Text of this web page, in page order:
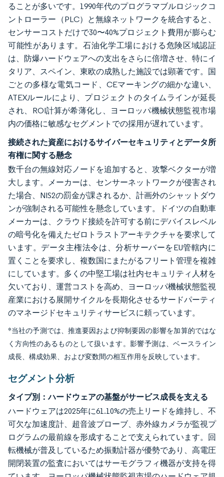
ることが多いです。1990年代のプログラマブルロジックコ
ントローラー（PLC）と無線ネットワークを統合すると、
センサーコストだけで30〜40%プロジェクト費用が膨らむ
可能性があります。石油化学工場における危険区域認証
は、防爆ハードウェアへの支出をさらに倍増させ、特にイ
タリア、スペイン、東欧の成熟した施設では顕著です。国
ごとの多様な電気コード、CEマーキングの細かな違い、
ATEXルールにより、プロジェクトのタイムラインが延長
され、ROI計算が希薄化し、ヨーロッパ機械状態監視市場
内の価格に敏感なセグメントでの採用が遅れています。
接続された資産におけるサイバーセキュリティとデータ所
有権に関する懸念
数千台の無線対応ノードを追加すると、攻撃ベクターが増
大します。メーカーは、センサーネットワークが侵害され
た場合、NIS2の罰金が課されるか、計画外のシャットダウ
ンが強制される可能性を懸念しています。ドイツの自動車
メーカーは、クラウド接続を許可する前にデバイスレベル
の暗号化を備えたゼロトラストアーキテクチャを要求して
います。データ主権法令は、分析サーバーをEU管轄内に
置くことを要求し、複数国にまたがるフリート管理を複雑
にしています。多くの中堅工場は社内セキュリティ人材を
欠いており、運営コストを高め、ヨーロッパ機械状態監視
産業における展開サイクルを長期化させるサードパーティ
のマネージドセキュリティサービスに頼っています。
*当社の予測では、推進要因および抑制要因の影響を加算的ではな
く方向性のあるものとして扱います。影響予測は、ベースライン
成長、構成効果、および変数間の相互作用を反映しています。
セグメント分析
タイプ別：ハードウェアの基盤がサービス成長を支える
ハードウェアは2025年に61.10%の売上リードを維持し、不
可欠な加速度計、超音波プローブ、赤外線カメラが監視プ
ログラムの最前線を形成することで支えられています。回
転機械が普及しているため振動計器が優勢であり、高電圧
開閉装置の監査においてはサーモグラフィ機器が支持を得